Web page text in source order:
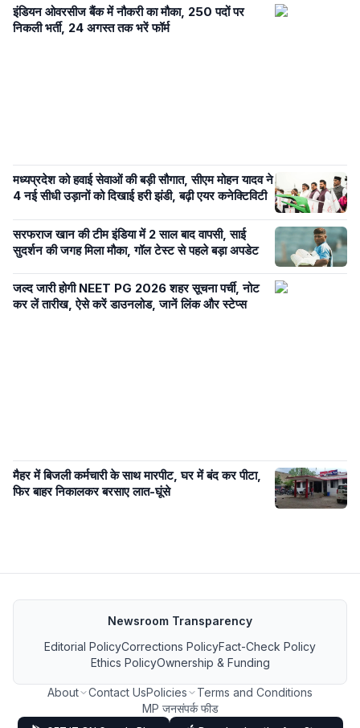
इंडियन ओवरसीज बैंक में नौकरी का मौका, 250 पदों पर
निकली भर्ती, 24 अगस्त तक भरें फॉर्म
मध्यप्रदेश को हवाई सेवाओं की बड़ी सौगात, सीएम मोहन यादव ने
4 नई सीधी उड़ानों को दिखाई हरी झंडी, बढ़ी एयर कनेक्टिविटी
सरफराज खान की टीम इंडिया में 2 साल बाद वापसी, साई
सुदर्शन की जगह मिला मौका, गॉल टेस्ट से पहले बड़ा अपडेट
जल्द जारी होगी NEET PG 2026 शहर सूचना पर्ची, नोट
कर लें तारीख, ऐसे करें डाउनलोड, जानें लिंक और स्टेप्स
मैहर में बिजली कर्मचारी के साथ मारपीट, घर में बंद कर पीटा,
फिर बाहर निकालकर बरसाए लात-घूंसे
Newsroom Transparency
Editorial PolicyCorrections PolicyFact-Check Policy
Ethics PolicyOwnership & Funding
About Contact UsPolicies
Terms and Conditions
MP जनसंपर्क फीड